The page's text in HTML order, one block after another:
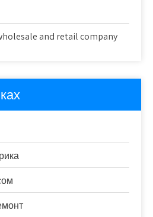
and retail company